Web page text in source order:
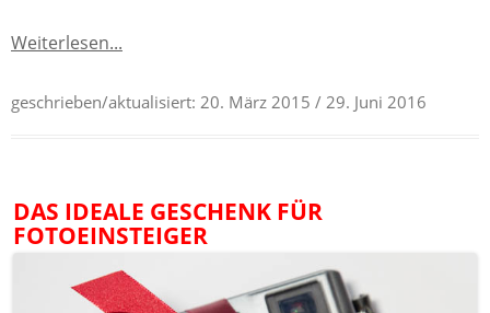
Weiterlesen...
geschrieben/aktualisiert: 20. März 2015 / 29. Juni 2016
DAS IDEALE GESCHENK FÜR
FOTOEINSTEIGER